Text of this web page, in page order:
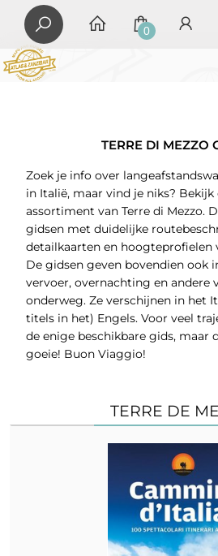
0
TERRE DI MEZZO
Zoek je info over
in Italië, maar vind je niks? Bekijk
assortiment van Terre di Mezzo.
gidsen met duidelijke
detailkaarten en hoogteprofielen
De gidsen geven bovendien ook
vervoer, overnachting en andere
onderweg. Ze verschijnen in het
titels in het) Engels. Voor veel
de enige beschikbare gids, maar
goeie! Buon Viaggio!
TERRE DE